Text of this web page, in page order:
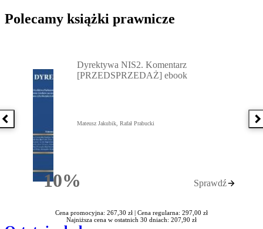
Polecamy książki prawnicze
Poprzednia książka
10%Rabatu
Dyrektywa NIS2. Komentarz
[PRZEDSPRZEDAŻ] ebook
Mateusz Jakubik, Rafał Prabucki
Sprawdź
Cena promocyjna: 267,30 zł | Cena regularna: 297,00 zł
Najniższa cena w ostatnich 30 dniach: 207,90 zł